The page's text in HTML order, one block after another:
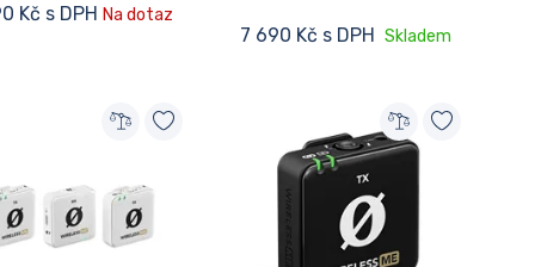
Kč s DPH Na dotaz
7 690 Kč s DPH Skladem